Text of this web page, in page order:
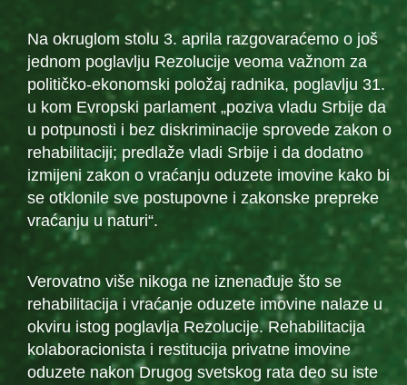
Na okruglom stolu 3. aprila razgovaraćemo o još
jednom poglavlju Rezolucije veoma važnom za
političko-ekonomski položaj radnika, poglavlju 31.
u kom Evropski parlament „poziva vladu Srbije da
u potpunosti i bez diskriminacije sprovede zakon o
rehabilitaciji; predlaže vladi Srbije i da dodatno
izmijeni zakon o vraćanju oduzete imovine kako bi
se otklonile sve postupovne i zakonske prepreke
vraćanju u naturi“.
Verovatno više nikoga ne iznenađuje što se
rehabilitacija i vraćanje oduzete imovine nalaze u
okviru istog poglavlja Rezolucije. Rehabilitacija
kolaboracionista i restitucija privatne imovine
oduzete nakon Drugog svetskog rata deo su iste